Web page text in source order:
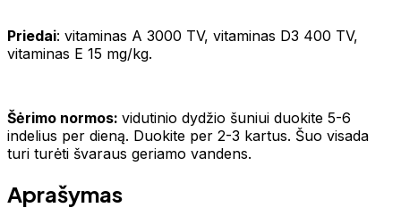
Priedai: vitaminas A 3000 TV, vitaminas D3 400 TV,
vitaminas E 15 mg/kg.
Šėrimo normos: vidutinio dydžio šuniui duokite 5-6
indelius per dieną. Duokite per 2-3 kartus. Šuo visada
turi turėti švaraus geriamo vandens.
Aprašymas